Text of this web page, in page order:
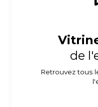
de
Retrouvez tous